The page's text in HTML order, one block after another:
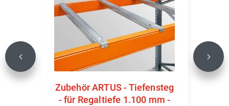
Zubehör ARTUS - Tiefensteg
- für Regaltiefe 1.100 mm -
Previous Next